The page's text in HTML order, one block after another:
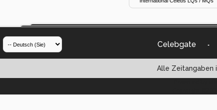
Celebgate -
Alle Zeitangaben